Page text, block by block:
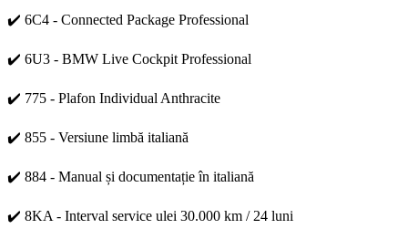
✔️ 6C4 - Connected Package Professional
✔️ 6U3 - BMW Live Cockpit Professional
✔️ 775 - Plafon Individual Anthracite
✔️ 855 - Versiune limbă italiană
✔️ 884 - Manual și documentație în italiană
✔️ 8KA - Interval service ulei 30.000 km / 24 luni